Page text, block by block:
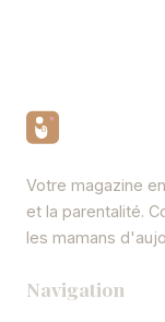
Votre magazine
et la parentalité.
les mamans
Navigation